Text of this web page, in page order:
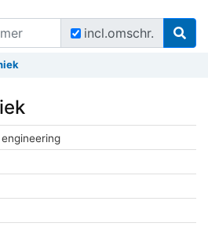
incl.omschr.